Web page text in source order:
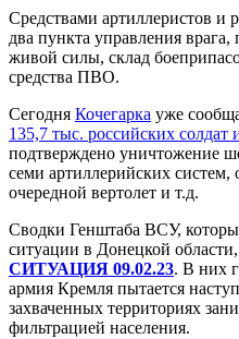
Средствами артиллеристов и
два пункта управления врага,
живой силы, склад
средства ПВО.
Сегодня Кочегарка уже
135,7 тыс. российских солдат
подтверждено уничтожение
семи артиллерийских
очередной вертолет и т.д.
Сводки Генштаба ВСУ,
ситуации в Донецкой области,
СИТУАЦИЯ 09.02.23. В них
армия Кремля пытается
захваченных территориях
фильтрацией населения.